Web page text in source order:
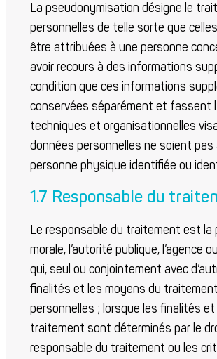
La pseudonymisation désigne le
personnelles de telle sorte que
être attribuées à une personne
avoir recours à des informations
condition que ces informations
conservées séparément et fassent
techniques et organisationnelles
données personnelles ne soient
personne physique identifiée ou
1.7 Responsable du
Le responsable du traitement est la
morale, l’autorité publique, l’agence
qui, seul ou conjointement avec
finalités et les moyens du
personnelles ; lorsque les finalités
traitement sont déterminés par le
responsable du traitement ou les